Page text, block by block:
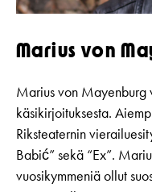
Marius von
Marius von Mayenburg
käsikirjoituksesta.
Riksteaternin
Babić” sekä “Ex”.
vuosikymmeniä ollut